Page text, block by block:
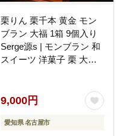
栗りん 栗千本 黄金 モン
ブラン 大福 1箱 9個入り
Serge源s | モンブラン 和
スイーツ 洋菓子 栗 大福
贈り物 手土産 人気 おす
9,000円
愛知県 名古屋市